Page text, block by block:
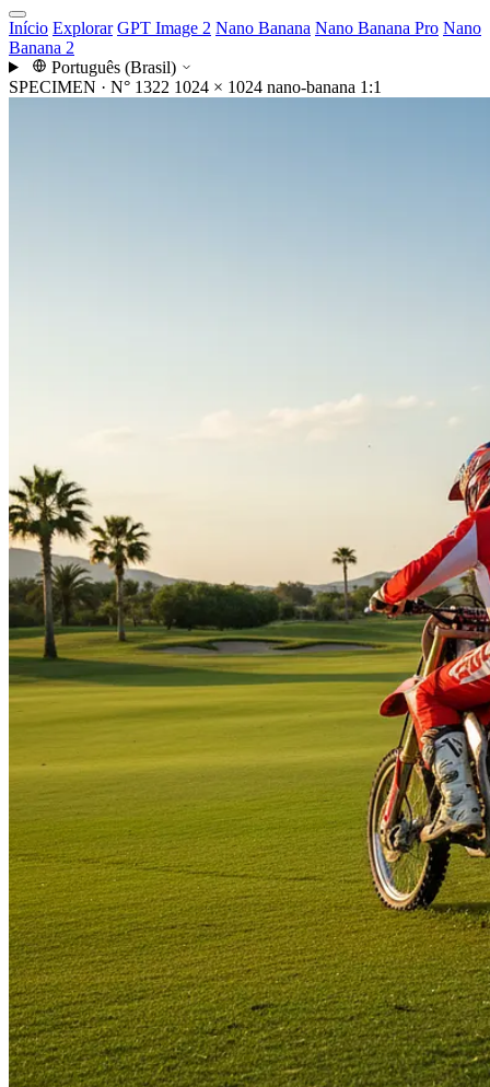
Início Explorar GPT Image 2 Nano Banana Nano Banana Pro Nano
Banana 2
Português (Brasil)
SPECIMEN · N° 1322 1024 × 1024 nano-banana 1:1